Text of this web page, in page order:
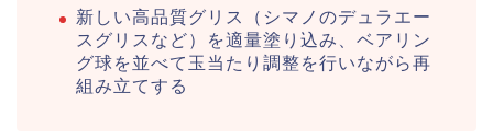
新しい高品質グリス（シマノのデュラエー
スグリスなど）を適量塗り込み、ベアリン
グ球を並べて玉当たり調整を行いながら再
組み立てする